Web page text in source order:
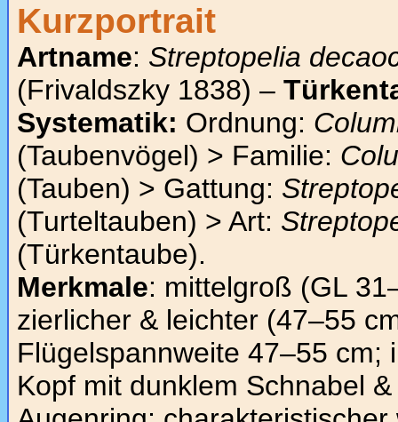
Kurzportrait
Artname: Streptopelia
(Frivaldszky 1838) –
Systematik: Ordnung:
(Taubenvögel) > Familie:
(Tauben) > Gattung:
(Turteltauben) > Art:
(Türkentaube).
Merkmale: mittelgroß (GL
zierlicher & leichter (47–55
Flügelspannweite 47–55 cm;
Kopf mit dunklem Schnabel